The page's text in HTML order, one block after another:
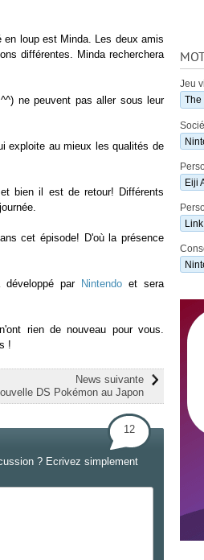
en loup est Minda. Les deux amis
différentes. Minda recherchera
ne peuvent pas aller sous leur
exploite au mieux les qualités de
bien il est de retour! Différents
cet épisode! D'où la présence
par Nintendo et sera
rien de nouveau pour vous.
!
News suivante
DS Pokémon au Japon
12
? Ecrivez simplement
Jeu
The
Eiji
Link